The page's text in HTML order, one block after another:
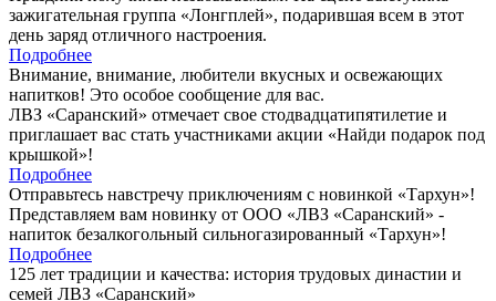
зажигательная группа «Лонгплей», подарившая всем в этот
день заряд отличного настроения.
Подробнее
Внимание, внимание, любители вкусных и освежающих
напитков! Это особое сообщение для вас.
ЛВЗ «Саранский» отмечает свое стодвадцатипятилетие и
приглашает вас стать участниками акции «Найди подарок под
крышкой»!
Подробнее
Отправьтесь навстречу приключениям с новинкой «Тархун»!
Представляем вам новинку от ООО «ЛВЗ «Саранский» -
напиток безалкогольный сильногазированный «Тархун»!
Подробнее
125 лет традиции и качества: история трудовых династии и
семей ЛВЗ «Саранский»